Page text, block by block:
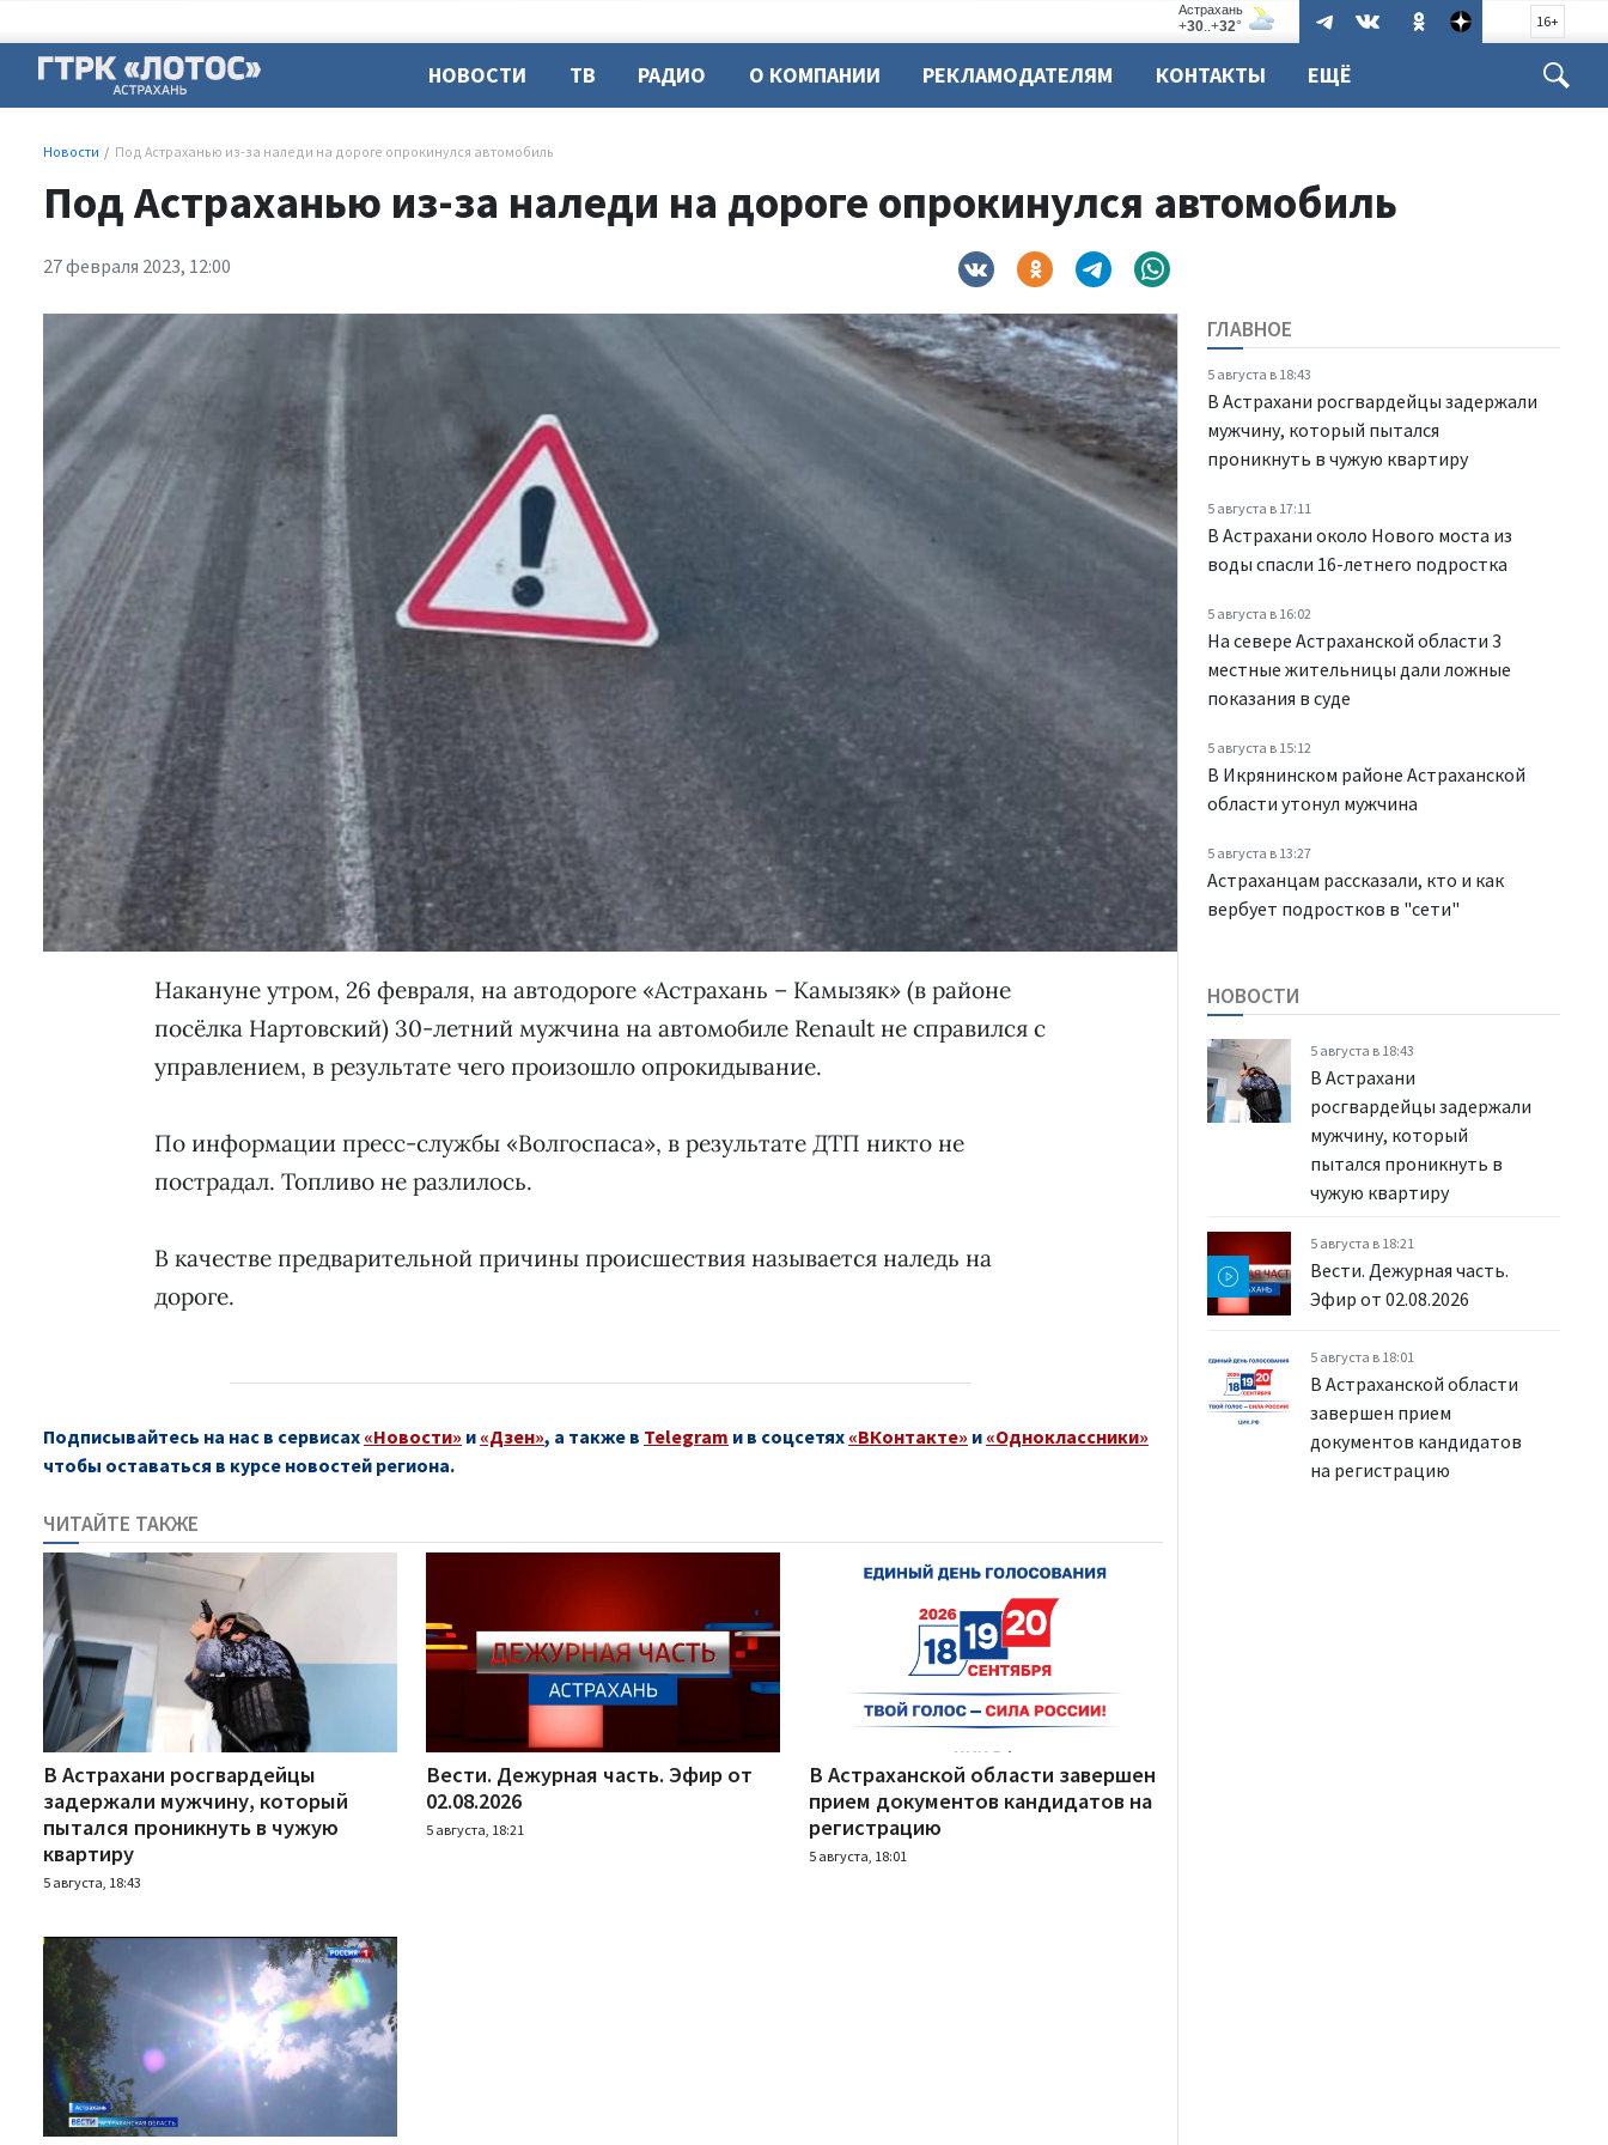
16+
НОВОСТИ ТВ РАДИО О КОМПАНИИ РЕКЛАМОДАТЕЛЯМ КОНТАКТЫ ЕЩЁ
Новости Под Астраханью из-за наледи на дороге опрокинулся автомобиль
Под Астраханью из-за наледи на дороге опрокинулся автомобиль
27 февраля 2023, 12:00
ГЛАВНОЕ
5 августа в 18:43
В Астрахани росгвардейцы задержали
мужчину, который пытался
проникнуть в чужую квартиру
5 августа в 17:11
В Астрахани около Нового моста из
воды спасли 16-летнего подростка
5 августа в 16:02
На севере Астраханской области 3
местные жительницы дали ложные
показания в суде
5 августа в 15:12
В Икрянинском районе Астраханской
области утонул мужчина
5 августа в 13:27
Астраханцам рассказали, кто и как
вербует подростков в "сети"
Накануне утром, 26 февраля, на автодороге «Астрахань – Камызяк» (в районе
посёлка Нартовский) 30-летний мужчина на автомобиле Renault не справился с
управлением, в результате чего произошло опрокидывание.
По информации пресс-службы «Волгоспаса», в результате ДТП никто не
пострадал. Топливо не разлилось.
В качестве предварительной причины происшествия называется наледь на
дороге.
Подписывайтесь на нас в сервисах «Новости» и «Дзен», а также в Telegram и в соцсетях «ВКонтакте» и «Одноклассники»
чтобы оставаться в курсе новостей региона.
ЧИТАЙТЕ ТАКЖЕ
В Астрахани росгвардейцы
задержали мужчину, который
пытался проникнуть в чужую
квартиру
5 августа, 18:43
Вести. Дежурная часть. Эфир от
02.08.2026
5 августа, 18:21
В Астраханской области завершен
прием документов кандидатов на
регистрацию
5 августа, 18:01
НОВОСТИ
5 августа в 18:43
В Астрахани
росгвардейцы задержали
мужчину, который
пытался проникнуть в
чужую квартиру
5 августа в 18:21
Вести. Дежурная часть.
Эфир от 02.08.2026
5 августа в 18:01
В Астраханской области
завершен прием
документов кандидатов
на регистрацию